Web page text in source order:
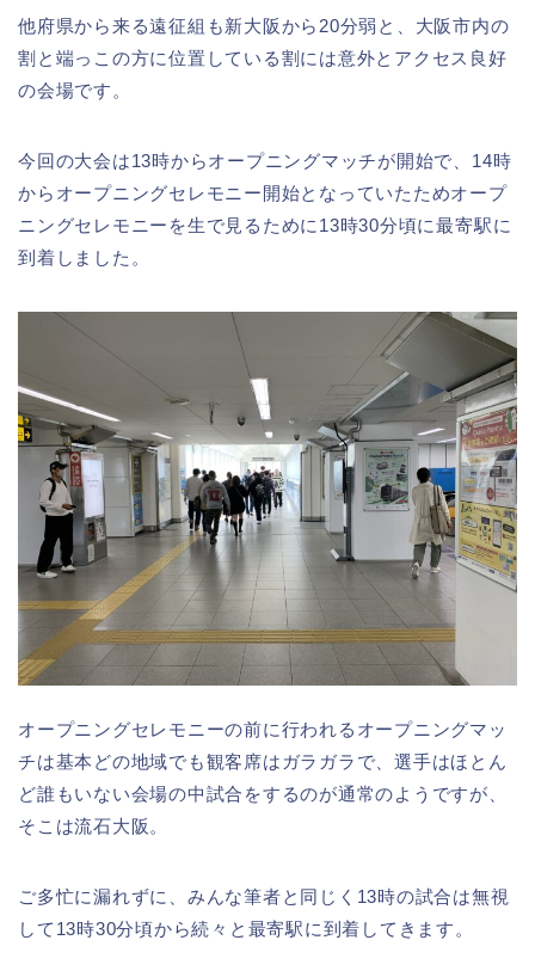
他府県から来る遠征組も新大阪から20分弱と、大阪市内の
割と端っこの方に位置している割には意外とアクセス良好
の会場です。
今回の大会は13時からオープニングマッチが開始で、14時
からオープニングセレモニー開始となっていたためオープ
ニングセレモニーを生で見るために13時30分頃に最寄駅に
到着しました。
オープニングセレモニーの前に行われるオープニングマッ
チは基本どの地域でも観客席はガラガラで、選手はほとん
ど誰もいない会場の中試合をするのが通常のようですが、
そこは流石大阪。
ご多忙に漏れずに、みんな筆者と同じく13時の試合は無視
して13時30分頃から続々と最寄駅に到着してきます。